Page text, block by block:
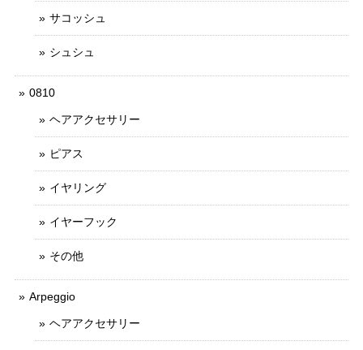
サコッシュ
シュシュ
0810
ヘアアクセサリー
ピアス
イヤリング
イヤーフック
その他
Arpeggio
ヘアアクセサリー